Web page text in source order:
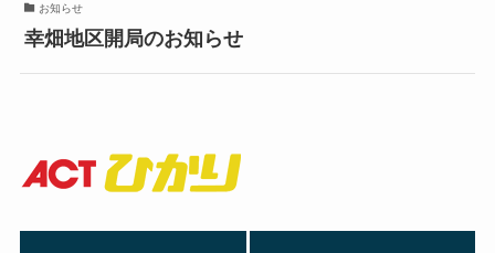
お知らせ
幸畑地区開局のお知らせ